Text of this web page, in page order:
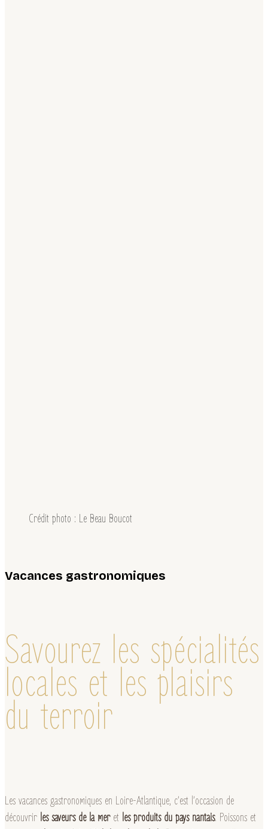
Crédit photo : Le Beau Boucot
Vacances gastronomiques
Savourez les spécialités
locales et les plaisirs
du terroir
Les vacances gastronomiques en Loire-Atlantique, c’est l’occasion de
découvrir les saveurs de la meret les produits du pays nantais. Poissons et